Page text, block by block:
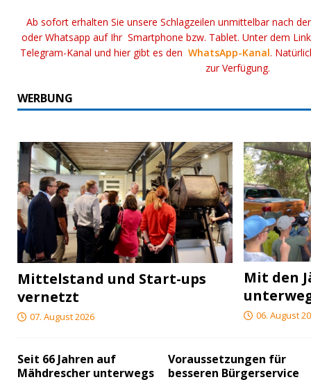
Ab sofort erhalten Sie unsere Schlagzeilen unmittelbar nach
oder Whatsapp auf Ihr Smartphone bzw. Tablet. Unter dem
Telegram-Kanal und hier gibt es denWhatsApp-Kanal.
zur Verfügung.
WERBUNG
Mittelstand und Start-ups
vernetzt
07. August 2026
Mit den
06. August
Seit 66 Jahren auf
Mähdrescher unterwegs
Voraussetzungen für
besseren Bürgerservice